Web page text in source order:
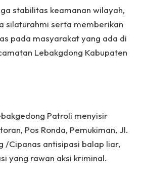
stabilitas keamanan wilayah,
silaturahmi serta memberikan
pada masyarakat yang ada di
Lebakgdong Kabupaten
Patroli menyisir
Pos Ronda, Pemukiman, Jl.
/Cipanas antisipasi balap liar,
yang rawan aksi kriminal.